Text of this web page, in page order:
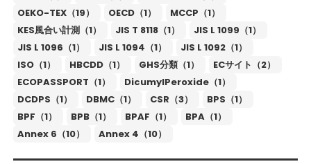
OEKO-TEX（19）
OECD（1）
MCCP（1）
KES風合い計測（1）
JIS T 8118（1）
JIS L 1099（1）
JIS L 1096（1）
JIS L 1094（1）
JIS L 1092（1）
ISO（1）
HBCDD（1） GHS分類（1）
ECサイト（2）
ECOPASSPORT（1）
DicumylPeroxide（1）
DCDPS（1）
DBMC（1） CSR（3）
BPS（1）
BPF（1）
BPB（1） BPAF（1）
BPA（1）
Annex 6（10）
Annex 4（10）